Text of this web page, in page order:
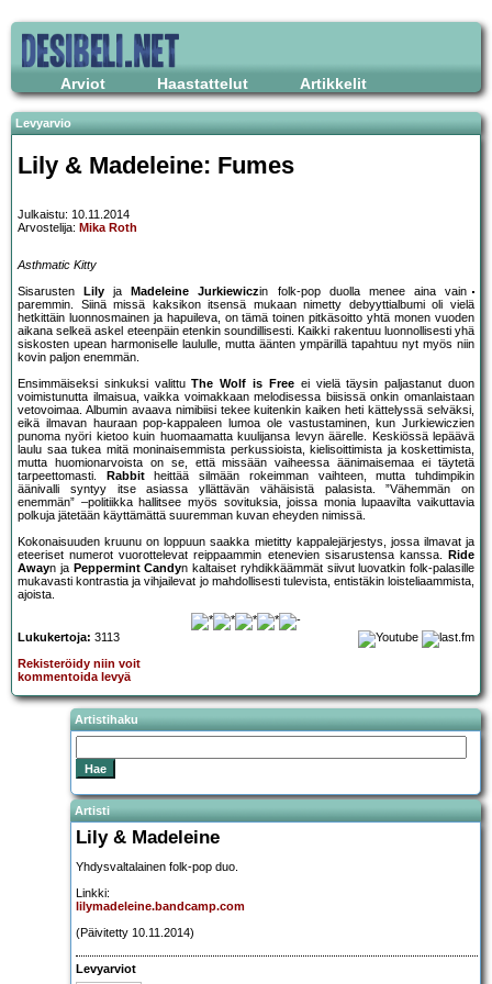
Arviot Haastattelut Artikkelit
Levyarvio
Lily & Madeleine: Fumes
Julkaistu: 10.11.2014
Arvostelija: Mika Roth
Asthmatic Kitty
Sisarusten
Lily ja Madeleine Jurkiewiczin folk-pop duolla menee aina vain
paremmin. Siinä missä kaksikon itsensä mukaan nimetty debyyttialbumi oli vielä
hetkittäin luonnosmainen ja hapuileva, on tämä toinen pitkäsoitto yhtä monen vuoden
aikana selkeä askel eteenpäin etenkin soundillisesti. Kaikki rakentuu luonnollisesti yhä
siskosten upean harmoniselle laululle, mutta äänten ympärillä tapahtuu nyt myös niin
kovin paljon enemmän.
Ensimmäiseksi sinkuksi valittuThe Wolf is Freeei vielä täysin paljastanut duon
voimistunutta ilmaisua, vaikka voimakkaan melodisessa biisissä onkin omanlaistaan
vetovoimaa. Albumin avaava nimibiisi tekee kuitenkin kaiken heti kättelyssä selväksi,
eikä ilmavan hauraan pop-kappaleen lumoa ole vastustaminen, kun Jurkiewiczien
punoma nyöri kietoo kuin huomaamatta kuulijansa levyn äärelle. Keskiössä lepäävä
laulu saa tukea mitä moninaisemmista perkussioista, kielisoittimista ja koskettimista,
mutta huomionarvoista on se, että missään vaiheessa äänimaisemaa ei täytetä
tarpeettomasti.
Rabbitheittää silmään rokeimman vaihteen, mutta tuhdimpikin
äänivalli syntyy itse asiassa yllättävän vähäisistä palasista. ”Vähemmän on
enemmän” –politiikka hallitsee myös sovituksia, joissa monia lupaavilta vaikuttavia
polkuja jätetään käyttämättä suuremman kuvan eheyden nimissä.
Kokonaisuuden kruunu on loppuun saakka mietitty kappalejärjestys, jossa ilmavat ja
eteeriset numerot vuorottelevat reippaammin etenevien sisarustensa kanssa.
Ride
Awayn ja Peppermint Candyn kaltaiset ryhdikkäämmät siivut luovatkin folk-palasille
mukavasti kontrastia ja vihjailevat jo mahdollisesti tulevista, entistäkin loisteliaammista,
ajoista.
Lukukertoja: 3113
Rekisteröidy niin voit
kommentoida levyä
Artistihaku
Artisti
Lily & Madeleine
Yhdysvaltalainen folk-pop duo.
Linkki:
lilymadeleine.bandcamp.com
(Päivitetty 10.11.2014)
Levyarviot